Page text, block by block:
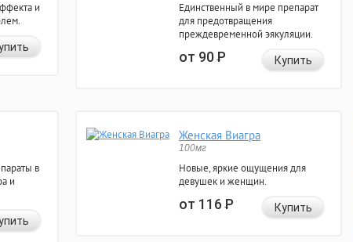
и
Единственный в мире препарат
для предотвращения
преждевременной эякуляции.
от 90Р Купить
в
и
Женская Виагра
100мг
Новые, яркие ощущения для
девушек и женщин.
от 116Р Купить